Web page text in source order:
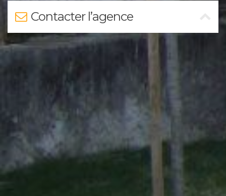
Contacter l’agence
Nom
Message *